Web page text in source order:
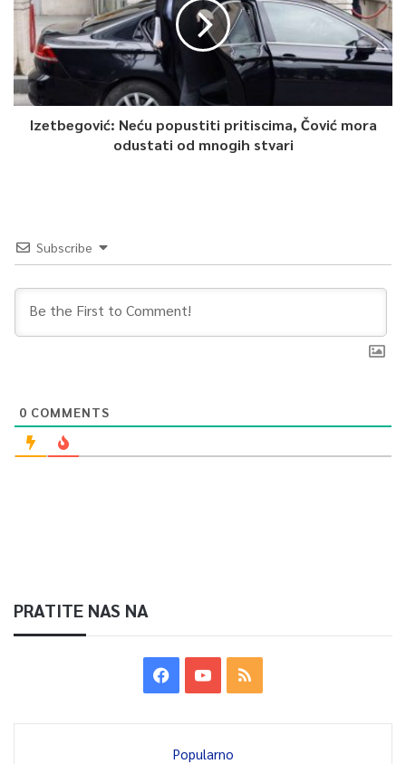
Izetbegović: Neću popustiti pritiscima, Čović mora
odustati od mnogih stvari
Subscribe
0 COMMENTS
PRATITE NAS NA
Popularno